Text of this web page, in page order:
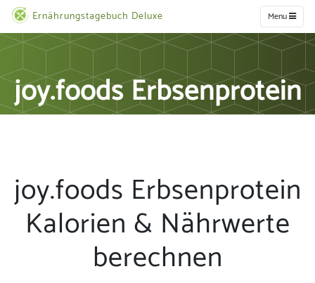
Ernährungstagebuch Deluxe Menu
joy.foods Erbsenprotein
joy.foods Erbsenprotein
Kalorien & Nährwerte
berechnen